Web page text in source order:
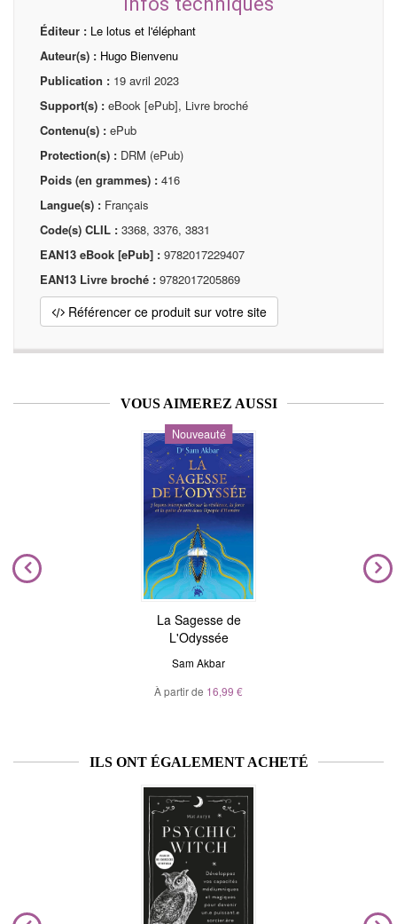
Éditeur : Le lotus et l'éléphant
Auteur(s) : Hugo Bienvenu
Publication : 19 avril 2023
Support(s) : eBook [ePub], Livre broché
Contenu(s) : ePub
Protection(s) : DRM (ePub)
Poids (en grammes) : 416
Langue(s) : Français
Code(s) CLIL : 3368, 3376, 3831
EAN13 eBook [ePub] : 9782017229407
EAN13 Livre broché : 9782017205869
Référencer ce produit sur votre site
VOUS AIMEREZ AUSSI
Nouveauté
La Sagesse de
L'Odyssée
Sam Akbar
À partir de 16,99 €
ILS ONT ÉGALEMENT ACHETÉ